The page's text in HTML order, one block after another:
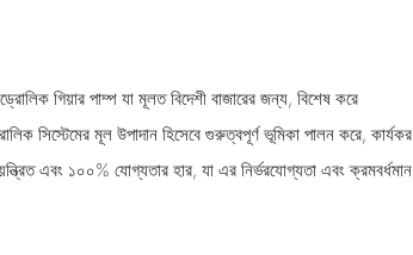
গিয়ার পাম্প যা মূলত বিদেশী বাজারের জন্য, বিশেষ করে
সিস্টেমের মূল উপাদান হিসেবে গুরুত্বপূর্ণ ভূমিকা পালন করে, কার্যকর
এবং ১০০% যোগ্যতার হার, যা এর নির্ভরযোগ্যতা এবং ক্রমবর্ধমান